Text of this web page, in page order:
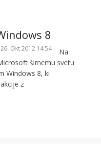
8
26. Okt 2012 14:54
Na
širnemu svetu
Windows 8, ki
z